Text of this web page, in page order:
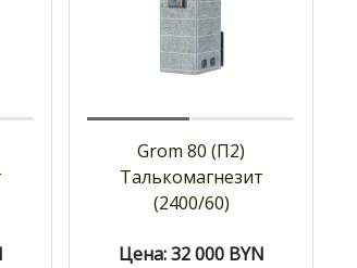
Grom 80 (П2)
Талькомагнезит
(2400/60)
Цена: 32 000 BYN